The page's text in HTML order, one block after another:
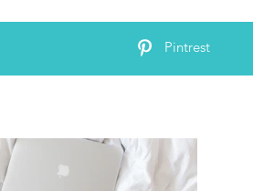
Pintrest